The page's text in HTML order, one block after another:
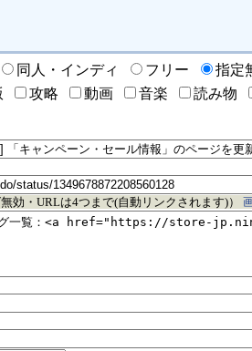
同人・インディ フリー 指定
攻略 動画 音楽 読み物
効・URLは4つまで(自動リンクされます)）